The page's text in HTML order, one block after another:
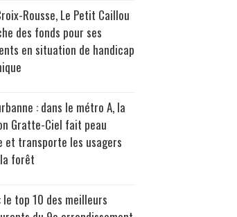
Rousse, Le Petit Caillou
des fonds pour ses
en situation de handicap
: dans le métro A, la
Gratte-Ciel fait peau
et transporte les usagers
forêt
le top 10 des meilleurs